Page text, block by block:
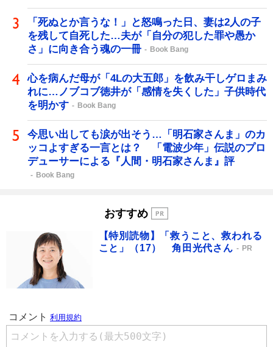
「死ぬとか言うな！」と怒鳴った日、妻は2人の子
を残して自死した…夫が「自分の犯した罪や愚か
さ」に向き合う魂の一冊
Book Bang
心を病んだ母が「4Lの大五郎」を飲み干しゲロまみ
れに…ノブコブ徳井が「感情を失くした」子供時代
を明かす
Book Bang
今思い出しても涙が出そう…「明石家さんま」のカ
ッコよすぎる一言とは？ 「電波少年」伝説のプロ
デューサーによる『人間・明石家さんま』評
Book Bang
おすすめ
【特別読物】「救うこと、救われる
こと」（17） 角田光代さん
PR